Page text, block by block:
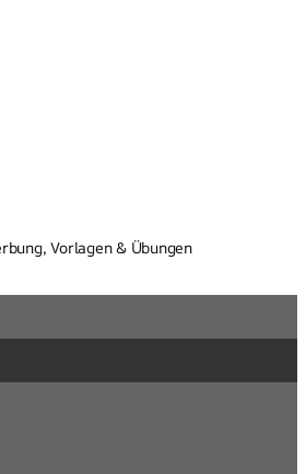
Vorlagen & Übungen